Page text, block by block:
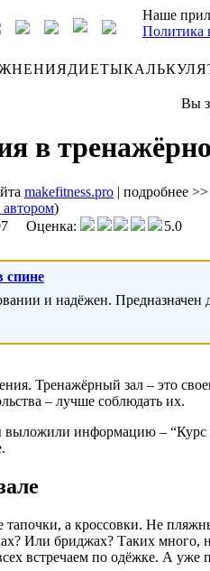
Наше
Политика
ДИЕТЫ
Вы
в
makefitness.pro | подробнее >>
автором)
Оценка:
5.0
спине
и надёжен.
Тренажёрный зал – это
– лучше соблюдать их.
информацию – “Курс
тапочки, а кроссовки. Не
Или бриджах? Таких много,
встречаем по одёжке. А